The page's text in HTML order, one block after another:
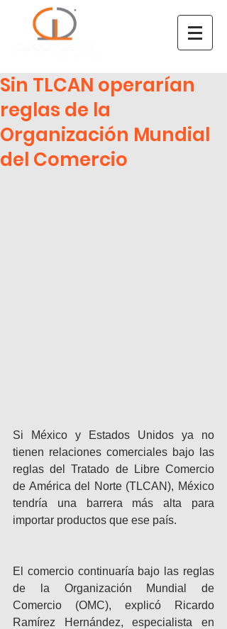
Sin TLCAN operarían
reglas de la
Organización Mundial
del Comercio
Si México y Estados Unidos ya no
tienen relaciones comerciales bajo las
reglas del Tratado de Libre Comercio
de América del Norte (TLCAN), México
tendría una barrera más alta para
importar productos que ese país.
El comercio continuaría bajo las reglas
de la Organización Mundial de
Comercio (OMC), explicó Ricardo
Ramírez Hernández, especialista en